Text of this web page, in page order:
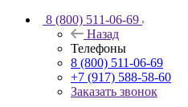
8 (800) 511-06-69
Назад
Телефоны
8 (800) 511-06-69
+7 (917) 588-58-60
Заказать звонок